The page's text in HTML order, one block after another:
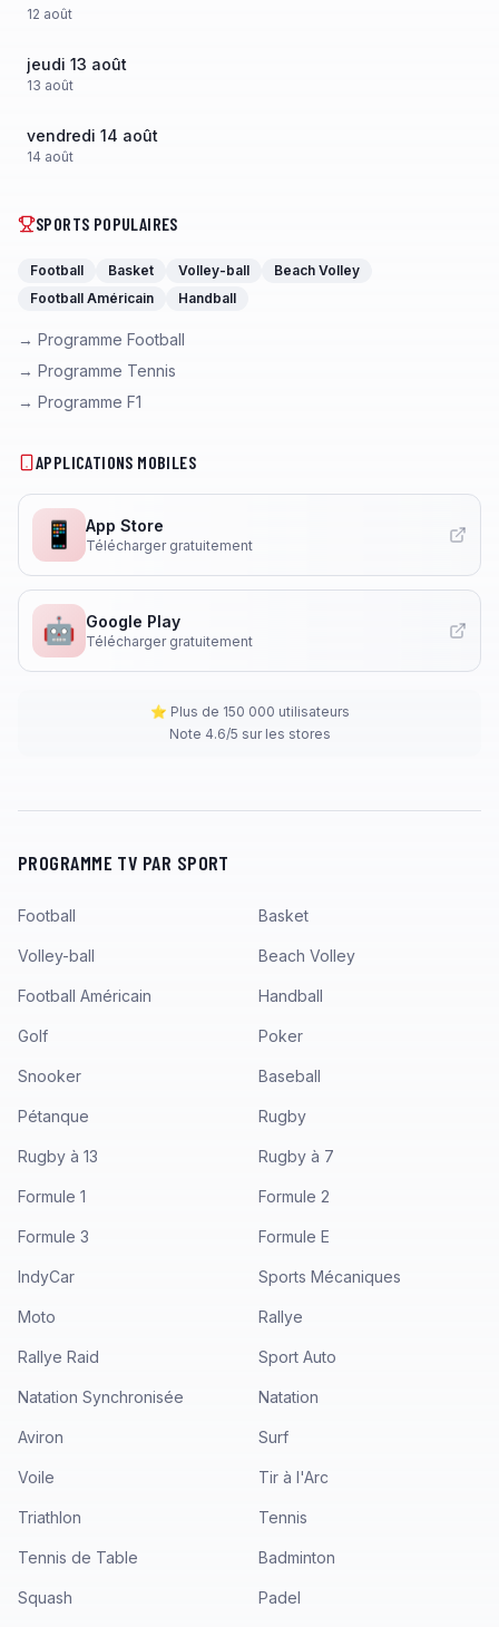
12 août
jeudi 13 août
13 août
vendredi 14 août
14 août
SPORTS POPULAIRES
Football Basket Volley-ball
Beach Volley
Football Américain
Handball
→ Programme Football
→ Programme Tennis
→ Programme F1
APPLICATIONS MOBILES
📱 App Store
Télécharger gratuitement
🤖 Google Play
Télécharger gratuitement
⭐ Plus de 150 000 utilisateurs
Note 4.6/5 sur les stores
PROGRAMME TV PAR SPORT
Football Basket
Volley-ball Beach Volley
Football Américain Handball
Golf Poker
Snooker Baseball
Pétanque Rugby
Rugby à 13 Rugby à 7
Formule 1 Formule 2
Formule 3 Formule E
IndyCar Sports Mécaniques
Moto Rallye
Rallye Raid Sport Auto
Natation Synchronisée Natation
Aviron Surf
Voile Tir à l'Arc
Triathlon Tennis
Tennis de Table Badminton
Squash Padel